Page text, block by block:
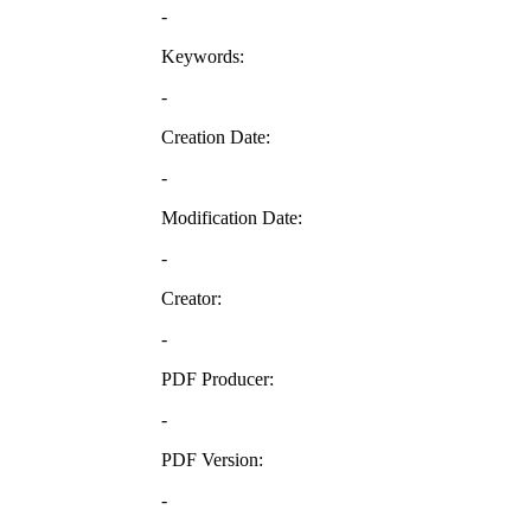
-
Keywords:
-
Creation Date:
-
Modification Date:
-
Creator:
-
PDF Producer:
-
PDF Version:
-